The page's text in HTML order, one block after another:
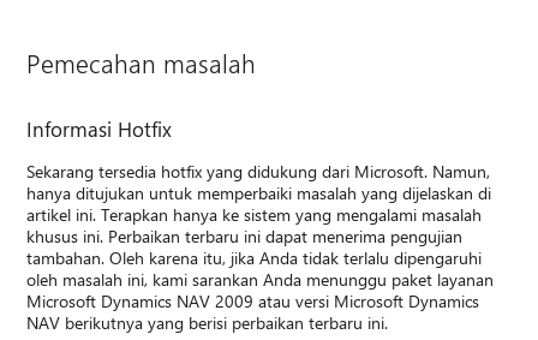
Pemecahan masalah
Informasi Hotfix
Sekarang tersedia hotfix yang didukung dari Microsoft. Namun,
hanya ditujukan untuk memperbaiki masalah yang dijelaskan di
artikel ini. Terapkan hanya ke sistem yang mengalami masalah
khusus ini. Perbaikan terbaru ini dapat menerima pengujian
tambahan. Oleh karena itu, jika Anda tidak terlalu dipengaruhi
oleh masalah ini, kami sarankan Anda menunggu paket layanan
Microsoft Dynamics NAV 2009 atau versi Microsoft Dynamics
NAV berikutnya yang berisi perbaikan terbaru ini.